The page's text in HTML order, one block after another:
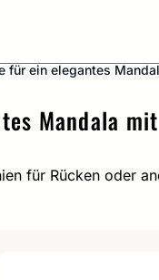
für ein elegantes
Mandala
für Rücken oder